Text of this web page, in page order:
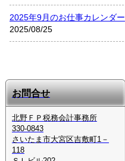
2025年9月のお仕事カレンダー
2025/08/25
お問合せ
北野ＦＰ税務会計事務所
330-0843
さいたま市大宮区吉敷町1－
118